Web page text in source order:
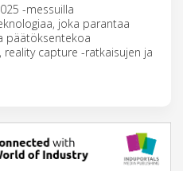
-messuilla
joka parantaa
päätöksentekoa
capture -ratkaisujen ja